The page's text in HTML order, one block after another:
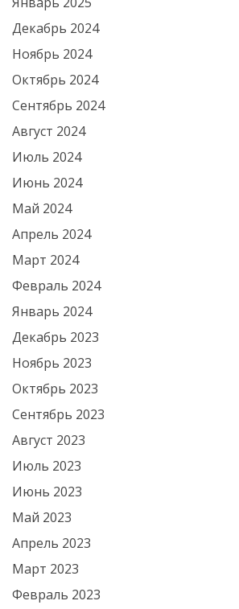
Декабрь 2024
Ноябрь 2024
Октябрь 2024
Сентябрь 2024
Август 2024
Июль 2024
Июнь 2024
Май 2024
Апрель 2024
Март 2024
Февраль 2024
Январь 2024
Декабрь 2023
Ноябрь 2023
Октябрь 2023
Сентябрь 2023
Август 2023
Июль 2023
Июнь 2023
Май 2023
Апрель 2023
Март 2023
Февраль 2023